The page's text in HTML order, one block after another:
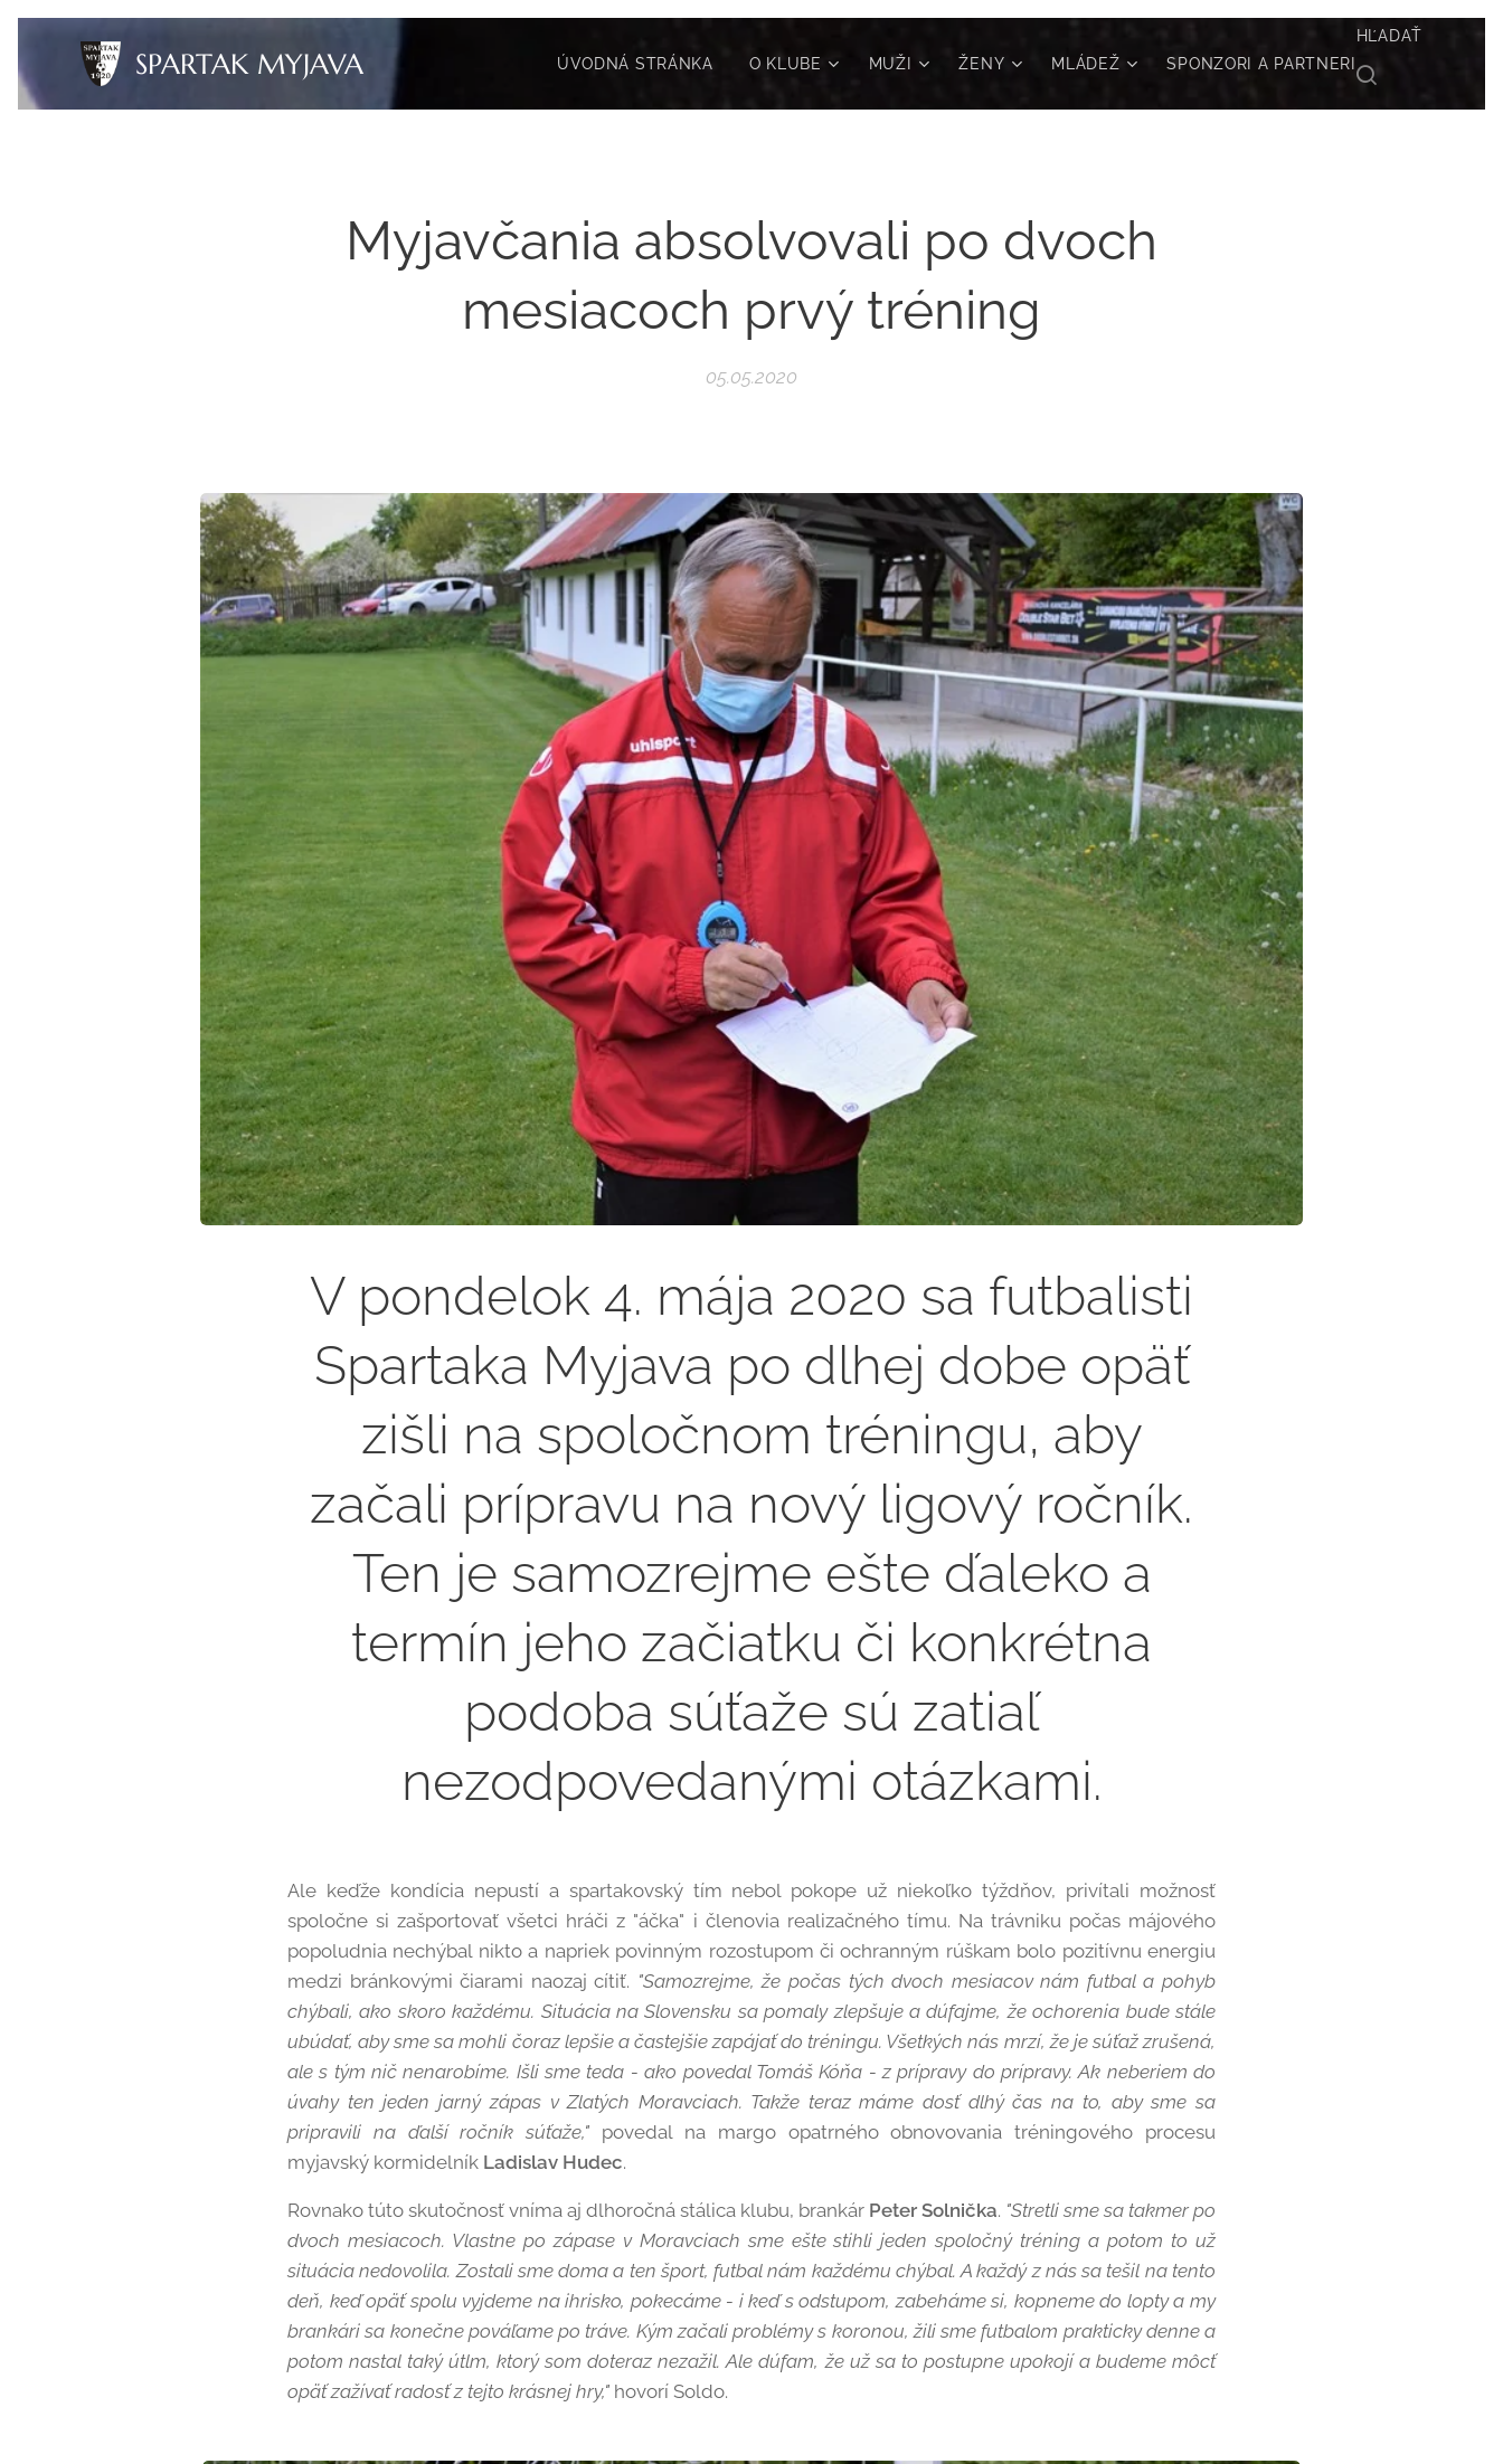
SPARTAK MYJAVA ÚVODNÁ STRÁNKA O KLUBE MUŽI ŽENY MLÁDEŽ SPONZORI A PARTNERI
HĽADAŤ
Myjavčania absolvovali po dvoch
mesiacoch prvý tréning
05.05.2020
V pondelok 4. mája 2020 sa futbalisti
Spartaka Myjava po dlhej dobe opäť
zišli na spoločnom tréningu, aby
začali prípravu na nový ligový ročník.
Ten je samozrejme ešte ďaleko a
termín jeho začiatku či konkrétna
podoba súťaže sú zatiaľ
nezodpovedanými otázkami.
Ale keďže kondícia nepustí a spartakovský tím nebol pokope už niekoľko týždňov, privítali možnosť
spoločne si zašportovať všetci hráči z "áčka" i členovia realizačného tímu. Na trávniku počas májového
popoludnia nechýbal nikto a napriek povinným rozostupom či ochranným rúškam bolo pozitívnu energiu
medzi bránkovými čiarami naozaj cítiť. "Samozrejme, že počas tých dvoch mesiacov nám futbal a pohyb
chýbali, ako skoro každému. Situácia na Slovensku sa pomaly zlepšuje a dúfajme, že ochorenia bude stále
ubúdať, aby sme sa mohli čoraz lepšie a častejšie zapájať do tréningu. Všetkých nás mrzí, že je súťaž zrušená,
ale s tým nič nenarobíme. Išli sme teda - ako povedal Tomáš Kóňa - z prípravy do prípravy. Ak neberiem do
úvahy ten jeden jarný zápas v Zlatých Moravciach. Takže teraz máme dosť dlhý čas na to, aby sme sa
pripravili na ďalší ročník súťaže," povedal na margo opatrného obnovovania tréningového procesu
myjavský kormidelník Ladislav Hudec.
Rovnako túto skutočnosť vníma aj dlhoročná stálica klubu, brankár Peter Solnička. "Stretli sme sa takmer po
dvoch mesiacoch. Vlastne po zápase v Moravciach sme ešte stihli jeden spoločný tréning a potom to už
situácia nedovolila. Zostali sme doma a ten šport, futbal nám každému chýbal. A každý z nás sa tešil na tento
deň, keď opäť spolu vyjdeme na ihrisko, pokecáme - i keď s odstupom, zabeháme si, kopneme do lopty a my
brankári sa konečne pováľame po tráve. Kým začali problémy s koronou, žili sme futbalom prakticky denne a
potom nastal taký útlm, ktorý som doteraz nezažil. Ale dúfam, že už sa to postupne upokojí a budeme môcť
opäť zažívať radosť z tejto krásnej hry," hovorí Soldo.